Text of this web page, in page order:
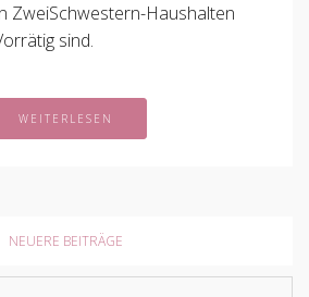
ZweiSchwestern-Haushalten
sind.
WEITERLESEN
NEUERE BEITRÄGE